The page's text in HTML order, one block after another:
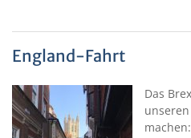
England-Fahrt
Das